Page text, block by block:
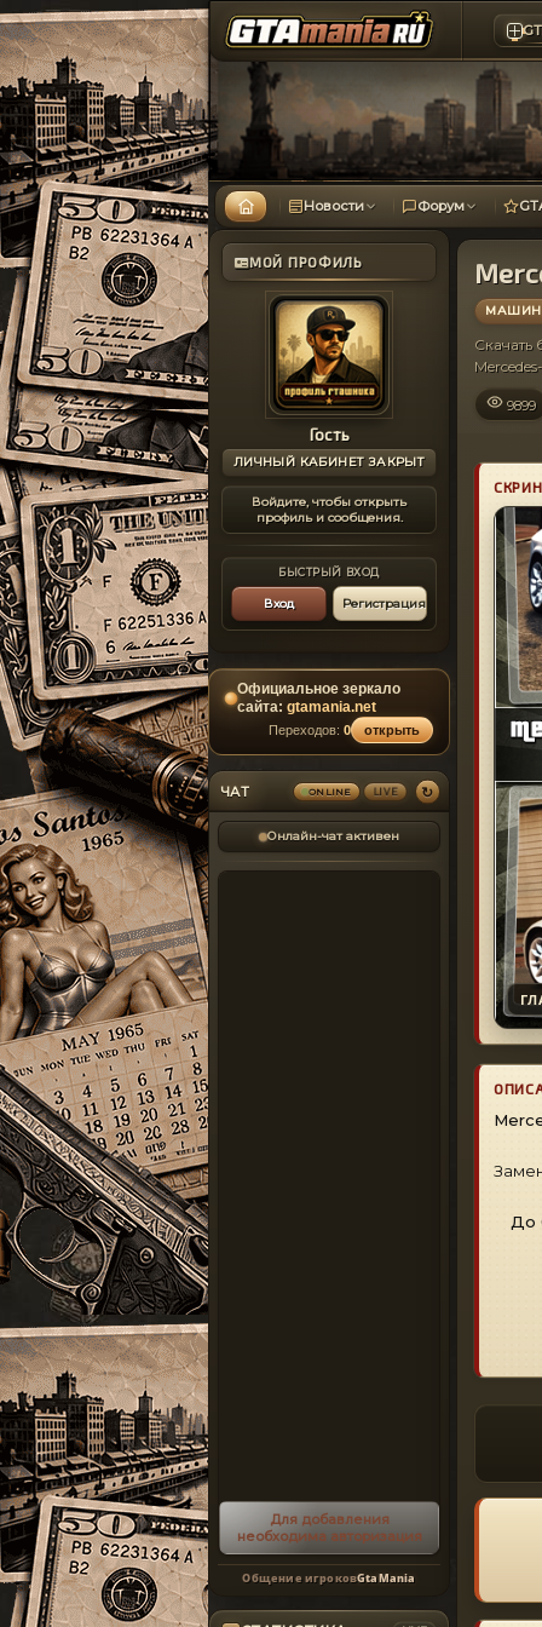
Новости Форум
МОЙ ПРОФИЛЬ
Гость
ЛИЧНЫЙ КАБИНЕТ ЗАКРЫТ
Войдите, чтобы открыть
профиль и сообщения.
БЫСТРЫЙ ВХОД
Вход Регистрация
Официальное зеркало
сайта: gtamania.net
Переходов: 0 открыть
ЧАТ ONLINE LIVE ↻
Онлайн-чат активен
Для добавления
необходима авторизация
Общение игроковGtaMania
Скачать
9899
До